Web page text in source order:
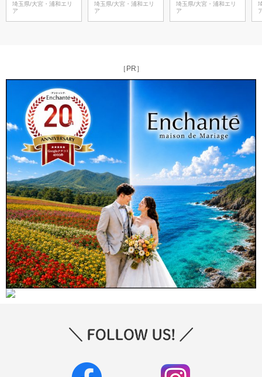
埼玉県/大宮・浦和エリ
ア
埼玉県/大宮・浦和エリ
ア
埼玉県/大宮・浦和エリ
ア
［PR］